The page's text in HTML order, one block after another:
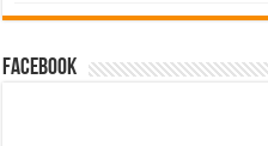
facebook